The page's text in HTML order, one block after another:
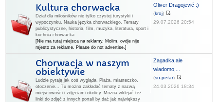
Kultura chorwacka
Dział dla miłośników nie tylko czystej turystyki i
wypoczynku. Nauka języka chorwackiego. Tematy
publicystyczne, historia, film, muzyka, literatura, sport i
kuchnia chorwacka.
[Nie ma tutaj miejsca na reklamy. Molim, ovdje nije
mjesto za reklame. Please do not advertise.]
Oliver Dragojević :)
(kroj)
29.07.2026 20:54
Chorwacja w naszym
obiektywie
Ludzie pytają jak coś wygląda. Plaża, miasteczko,
otoczenie... Tu można zakładać tematy z nazwą
miejscowości i zdjęciami okolicy. Można wklejać też
linki do zdjęć z innych portali by dać jak największy
Zagadka,ale
wiadomo,...
(su-petar)
24.03.2026 18:34